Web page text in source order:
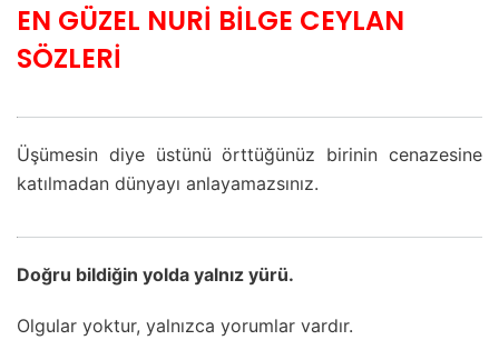
EN GÜZEL NURİ BİLGE CEYLAN
SÖZLERİ
Üşümesin diye üstünü örttüğünüz birinin cenazesine
katılmadan dünyayı anlayamazsınız.
Doğru bildiğin yolda yalnız yürü.
Olgular yoktur, yalnızca yorumlar vardır.